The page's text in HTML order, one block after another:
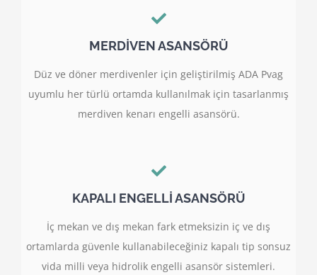
MERDİVEN ASANSÖRÜ
Düz ve döner merdivenler için geliştirilmiş ADA Pvag
uyumlu her türlü ortamda kullanılmak için tasarlanmış
merdiven kenarı engelli asansörü.
KAPALI ENGELLİ ASANSÖRÜ
İç mekan ve dış mekan fark etmeksizin iç ve dış
ortamlarda güvenle kullanabileceğiniz kapalı tip sonsuz
vida milli veya hidrolik engelli asansör sistemleri.